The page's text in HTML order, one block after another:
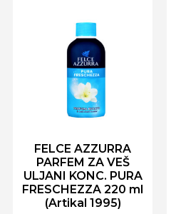
FELCE AZZURRA
PARFEM ZA VEŠ
ULJANI KONC. PURA
FRESCHEZZA 220 ml
(Artikal 1995)